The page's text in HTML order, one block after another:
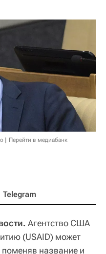
Перейти в медиабанк
Telegram
Агентство США
(USAID) может
название и